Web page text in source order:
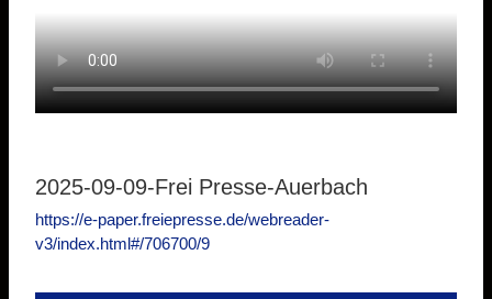
2025-09-09-Frei Presse-Auerbach
https://e-paper.freiepresse.de/webreader-
v3/index.html#/706700/9